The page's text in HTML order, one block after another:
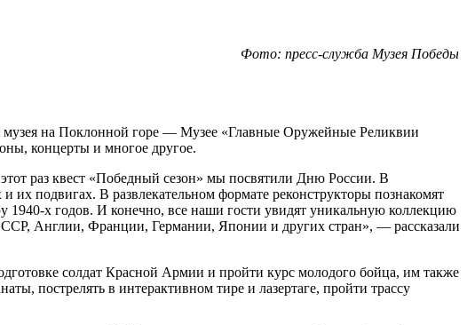
Фото: пресс-служба Музея Победы
на Поклонной горе — Музее «Главные Оружейные Реликвии
концерты и многое другое.
раз квест «Победный сезон» мы посвятили Дню России. В
подвигах. В развлекательном формате реконструкторы познакомят
1940-х годов. И конечно, все наши гости увидят уникальную коллекцию
Англии, Франции, Германии, Японии и других стран», — рассказали
солдат Красной Армии и пройти курс молодого бойца, им также
пострелять в интерактивном тире и лазертаге, пройти трассу